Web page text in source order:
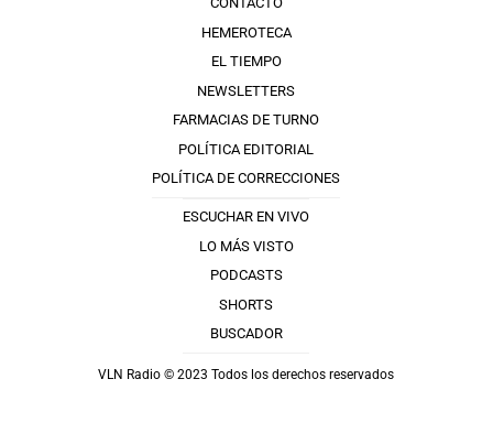
HEMEROTECA
EL TIEMPO
NEWSLETTERS
FARMACIAS DE TURNO
POLÍTICA EDITORIAL
POLÍTICA DE CORRECCIONES
ESCUCHAR EN VIVO
LO MÁS VISTO
PODCASTS
SHORTS
BUSCADOR
VLN Radio © 2023 Todos los derechos reservados